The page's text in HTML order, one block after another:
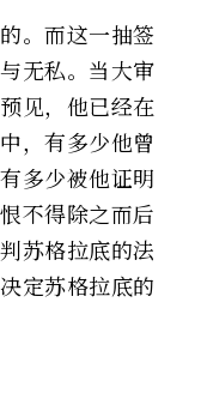
。而这一抽签
无私。当大审
见，他已经在
，有多少他曾
多少被他证明
不得除之而后
苏格拉底的法
定苏格拉底的